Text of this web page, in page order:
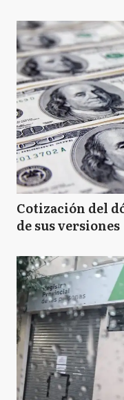
Cotización del
de sus versiones